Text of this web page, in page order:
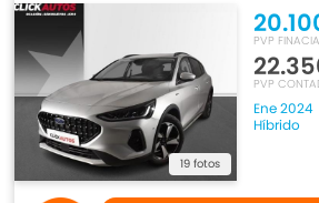
19 fotos
PVP
PVP
Ene 2024
Híbrido